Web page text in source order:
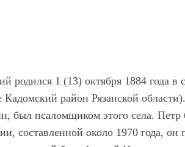
родился 1 (13) октября 1884 года в
район Рязанской
был псаломщиком этого села.
составленной около 1970 года,